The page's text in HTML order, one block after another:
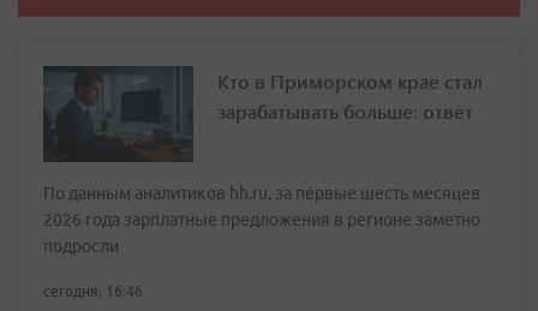
Кто в Приморском крае стал
зарабатывать больше: ответ
По данным аналитиков hh.ru, за первые шесть месяцев
2026 года зарплатные предложения в регионе заметно
подросли
сегодня, 16:46